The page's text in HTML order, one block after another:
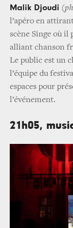
Malik Djoudi
l’apéro en
scène Singe où il
alliant chanson
Le public est un
l’équipe du
espaces pour
l’événement.
21h05,